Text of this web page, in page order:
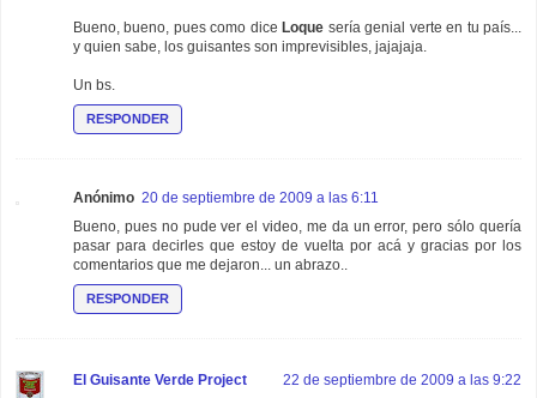
Bueno, bueno, pues como dice Loque sería genial verte en tu país...
y quien sabe, los guisantes son imprevisibles, jajajaja.
Un bs.
RESPONDER
Anónimo 20 de septiembre de 2009 a las 6:11
Bueno, pues no pude ver el video, me da un error, pero sólo quería
pasar para decirles que estoy de vuelta por acá y gracias por los
comentarios que me dejaron... un abrazo..
RESPONDER
El Guisante Verde Project
22 de septiembre de 2009 a las 9:22